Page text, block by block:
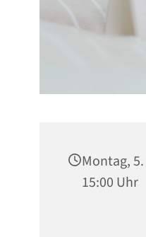
Montag,
15:00 Uhr